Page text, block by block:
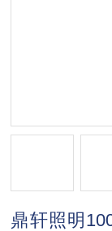
鼎轩照明